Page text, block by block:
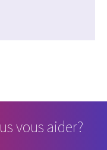
vous aider?